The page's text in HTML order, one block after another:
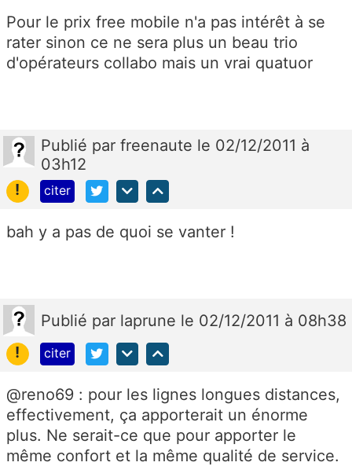
Pour le prix free mobile n'a pas intérêt à se
rater sinon ce ne sera plus un beau trio
d'opérateurs collabo mais un vrai quatuor
Publié par freenaute le 02/12/2011 à
03h12
!
citer
bah y a pas de quoi se vanter !
Publié par laprune le 02/12/2011 à 08h38
!
citer
@reno69 : pour les lignes longues distances,
effectivement, ça apporterait un énorme
plus. Ne serait-ce que pour apporter le
même confort et la même qualité de service.